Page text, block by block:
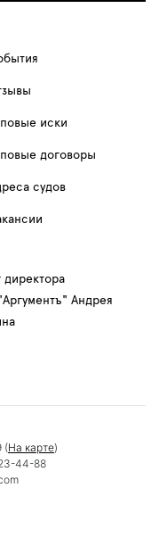
иски
договоры
судов
директора
Андрея
(На карте)
44-88